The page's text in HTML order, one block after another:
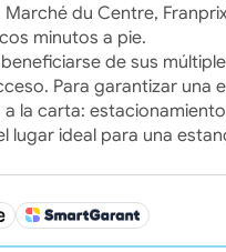
du Centre,
minutos a pie.
de sus
Para garantizar una
la carta:
lugar ideal para una